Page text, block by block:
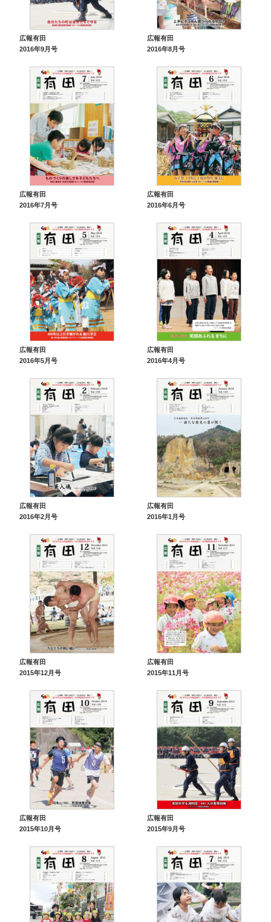
広報有田
2016年9月号
広報有田
2016年8月号
広報有田
2016年7月号
広報有田
2016年6月号
広報有田
2016年5月号
広報有田
2016年4月号
広報有田
2016年2月号
広報有田
2016年1月号
広報有田
2015年12月号
広報有田
2015年11月号
広報有田
2015年10月号
広報有田
2015年9月号